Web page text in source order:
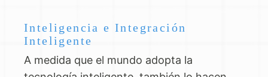
Inteligencia e Integración
Inteligente
A medida que el mundo adopta la